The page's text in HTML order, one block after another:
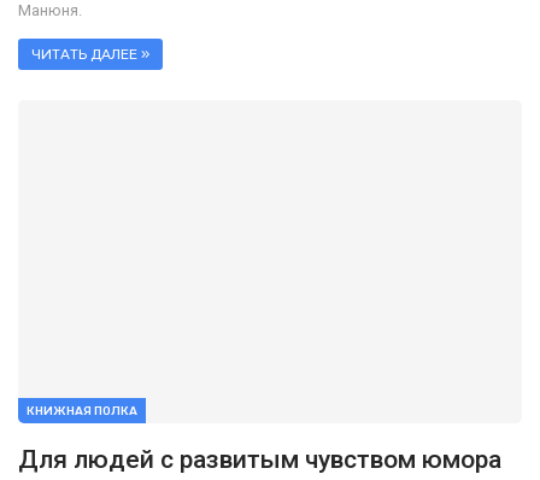
Манюня.
ЧИТАТЬ ДАЛЕЕ »
КНИЖНАЯ ПОЛКА
Для людей с развитым чувством юмора